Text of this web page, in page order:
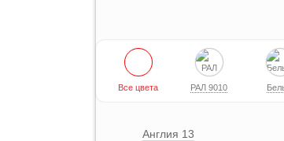
Все цвета РАЛ 9010
Англия 13